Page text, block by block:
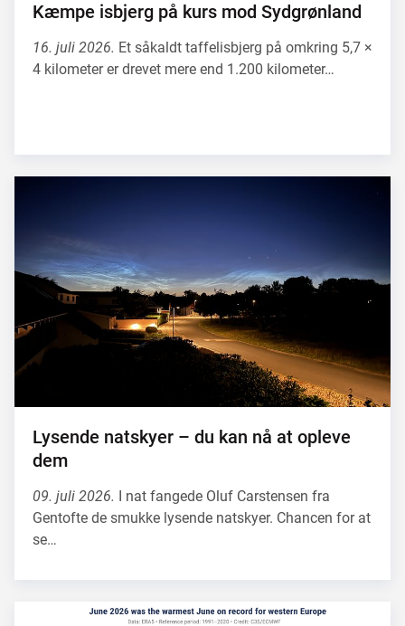
Kæmpe isbjerg på kurs mod Sydgrønland
16. juli 2026. Et såkaldt taffelisbjerg på omkring 5,7 ×
4 kilometer er drevet mere end 1.200 kilometer…
Lysende natskyer – du kan nå at opleve
dem
09. juli 2026. I nat fangede Oluf Carstensen fra
Gentofte de smukke lysende natskyer. Chancen for at
se…